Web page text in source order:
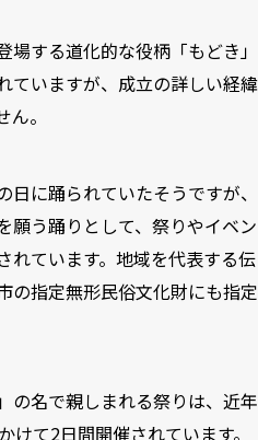
する道化的な役柄「もどき」
ていますが、成立の詳しい経緯
。
に踊られていたそうですが、
願う踊りとして、祭りやイベン
れています。地域を代表する伝
の指定無形民俗文化財にも指定
の名で親しまれる祭りは、近年
て2日間開催されています。